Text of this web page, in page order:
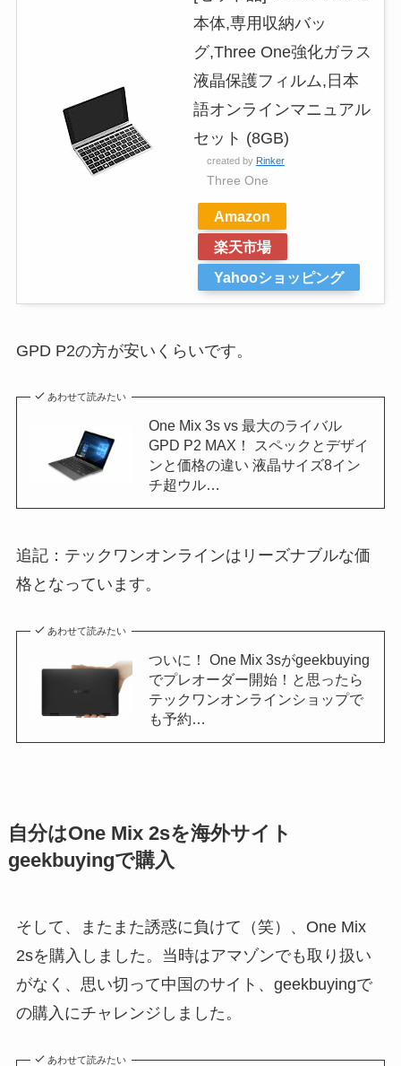
本体,専用収納バッ
グ,Three One強化ガラス
液晶保護フィルム,日本
語オンラインマニュアル
セット (8GB)
created by Rinker
Three One
Amazon
楽天市場
Yahooショッピング
GPD P2の方が安いくらいです。
あわせて読みたい
One Mix 3s vs 最大のライバル
GPD P2 MAX！ スペックとデザイ
ンと価格の違い 液晶サイズ8イン
チ超ウル…
追記：テックワンオンラインはリーズナブルな価
格となっています。
あわせて読みたい
ついに！ One Mix 3sがgeekbuying
でプレオーダー開始！と思ったら
テックワンオンラインショップで
も予約…
自分はOne Mix 2sを海外サイト
geekbuyingで購入
そして、またまた誘惑に負けて（笑）、One Mix
2sを購入しました。当時はアマゾンでも取り扱い
がなく、思い切って中国のサイト、geekbuyingで
の購入にチャレンジしました。
あわせて読みたい